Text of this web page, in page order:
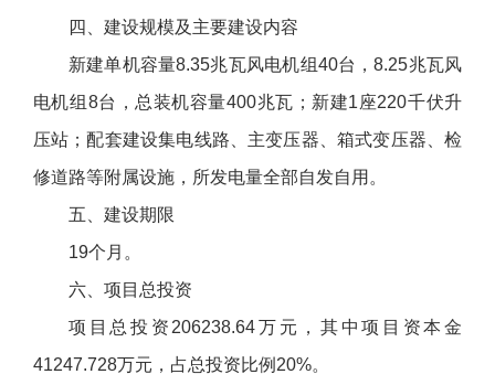
四、建设规模及主要建设内容
新建单机容量8.35兆瓦风电机组40台，8.25兆瓦风
电机组8台，总装机容量400兆瓦；新建1座220千伏升
压站；配套建设集电线路、主变压器、箱式变压器、检
修道路等附属设施，所发电量全部自发自用。
五、建设期限
19个月。
六、项目总投资
项目总投资206238.64万元，其中项目资本金
41247.728万元，占总投资比例20%。